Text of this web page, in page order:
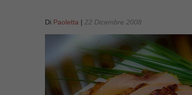
Di Paoletta | 22 Dicembre 2008